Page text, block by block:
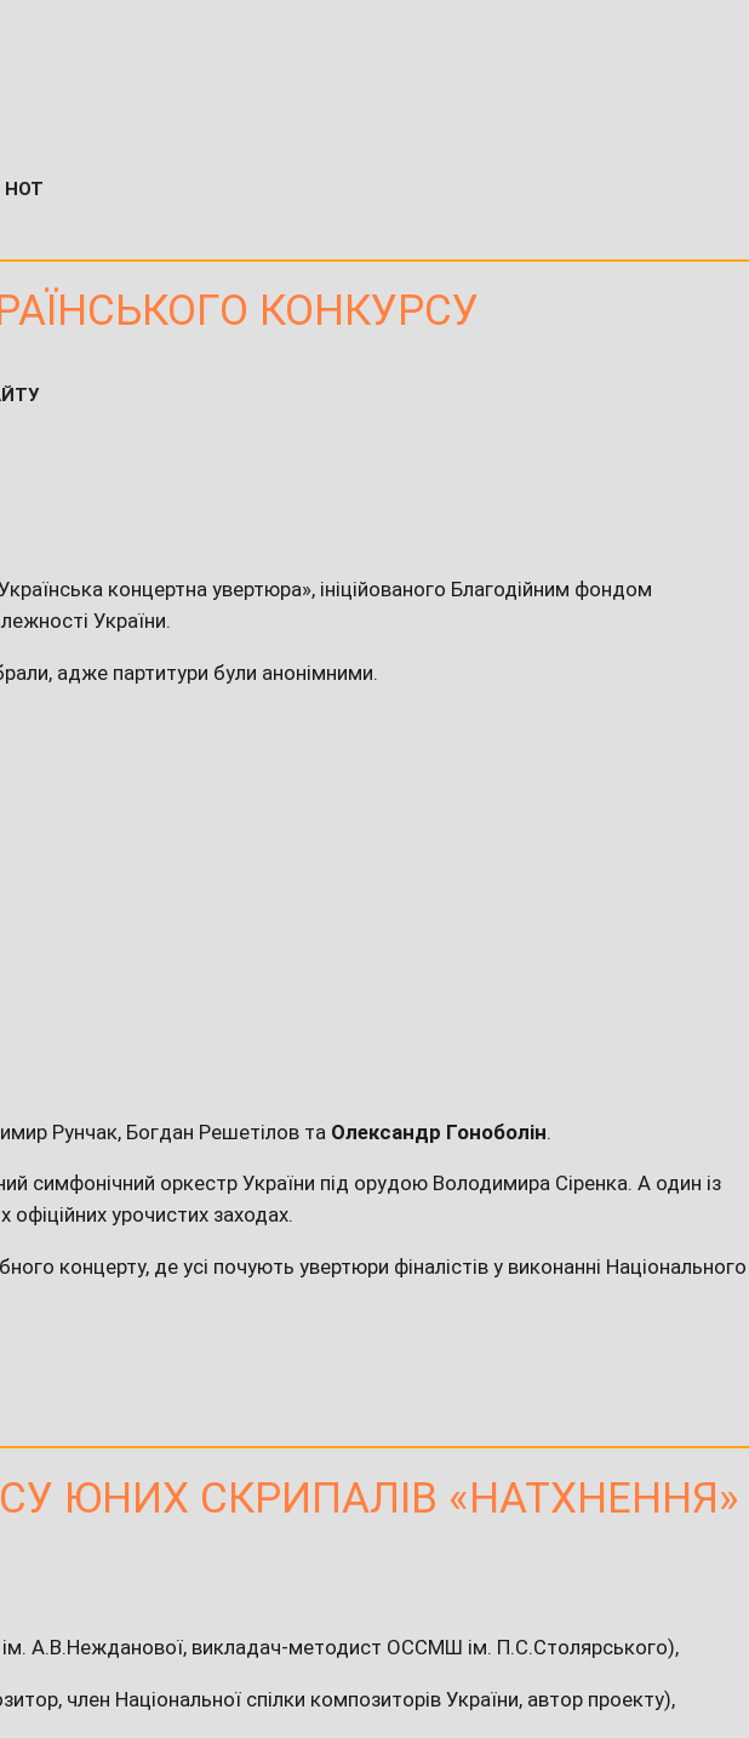
НОТ
КОНКУРСУ
концертна увертюра», ініційованого Благодійним фондом
України.
адже партитури були анонімними.
Рунчак, Богдан Решетілов та Олександр Гоноболін.
симфонічний оркестр України під орудою Володимира Сіренка. А один із
офіційних урочистих заходах.
концерту, де усі почують увертюри фіналістів у виконанні Національного
ЮНИХ СКРИПАЛІВ «НАТХНЕННЯ»
ім. А.В.Нежданової, викладач-методист ОССМШ ім. П.С.Столярського),
член Національної спілки композиторів України, автор проекту),